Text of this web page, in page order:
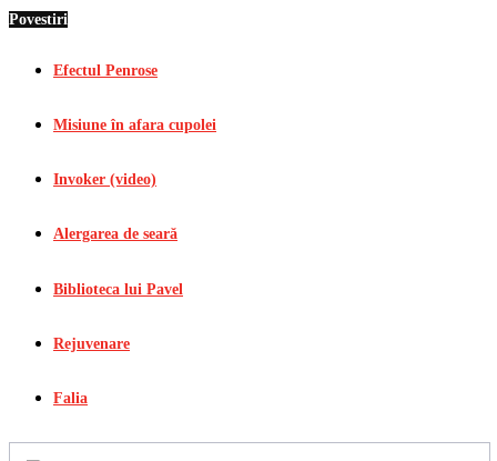
Povestiri
Efectul Penrose
Misiune în afara cupolei
Invoker (video)
Alergarea de seară
Biblioteca lui Pavel
Rejuvenare
Falia